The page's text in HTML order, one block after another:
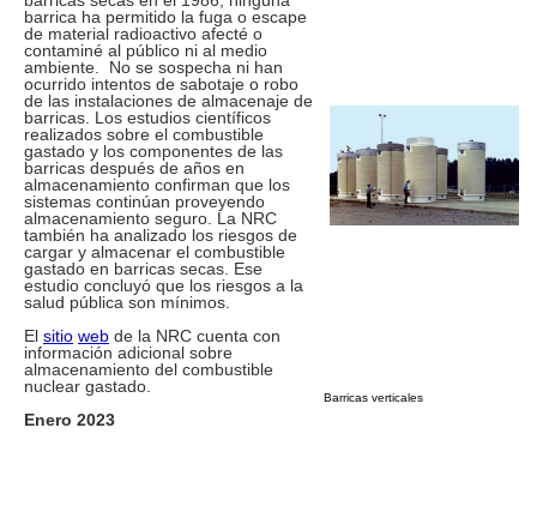
barrica ha permitido la fuga o escape
de material radioactivo afecté o
contaminé al público ni al medio
ambiente. No se sospecha ni han
ocurrido intentos de sabotaje o robo
de las instalaciones de almacenaje de
barricas. Los estudios científicos
realizados sobre el combustible
gastado y los componentes de las
barricas después de años en
almacenamiento confirman que los
sistemas continúan proveyendo
almacenamiento seguro. La NRC
también ha analizado los riesgos de
cargar y almacenar el combustible
gastado en barricas secas. Ese
estudio concluyó que los riesgos a la
salud pública son mínimos.
El sitio web de la NRC cuenta con
información adicional sobre
almacenamiento del combustible
nuclear gastado.
Enero 2023
Barricas verticales